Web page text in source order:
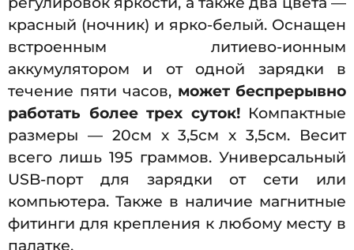
красный (ночник) и ярко-белый. Оснащен
встроенным литиево-ионным
аккумулятором и от одной зарядки в
течение пяти часов, может беспрерывно
работать более трех суток!Компактные
размеры — 20см х 3,5см х 3,5см. Весит
всего лишь 195 граммов. Универсальный
USB-порт для зарядки от сети или
компьютера. Также в наличие магнитные
фитинги для крепления к любому месту в
палатке.